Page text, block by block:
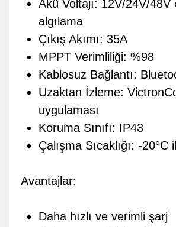
Akü Voltajı: 12V/24V/48V
algılama
Çıkış Akımı: 35A
MPPT Verimliliği: %98
Kablosuz Bağlantı:
Uzaktan İzleme:
uygulaması
Koruma Sınıfı: IP43
Çalışma Sıcaklığı: -20°C
Avantajlar:
Daha hızlı ve verimli şarj